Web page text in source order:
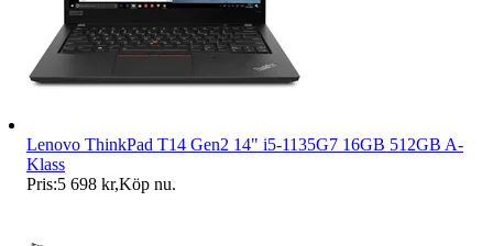
Lenovo ThinkPad T14 Gen2 14" i5-1135G7 16GB 512GB A-
Klass
Pris:5 698 kr,Köp nu.